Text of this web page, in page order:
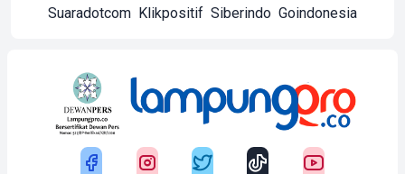
Suaradotcom Klikpositif Siberindo Goindonesia